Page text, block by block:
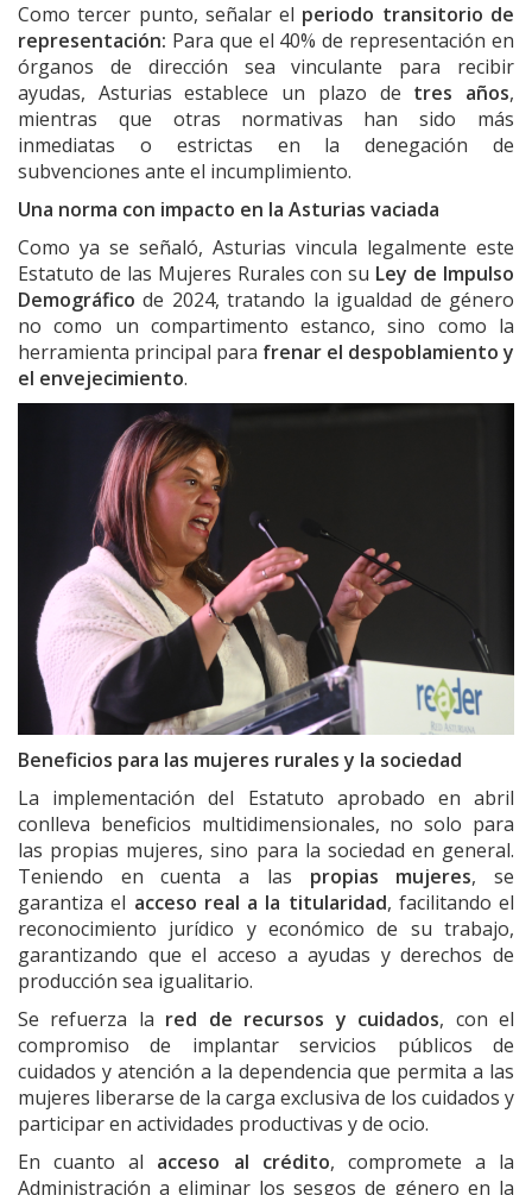
Como tercer punto, señalar el periodo transitorio de
representación: Para que el 40% de representación en
órganos de dirección sea vinculante para recibir
ayudas, Asturias establece un plazo de tres años,
mientras que otras normativas han sido más
inmediatas o estrictas en la denegación de
subvenciones ante el incumplimiento.
Una norma con impacto en la Asturias vaciada
Como ya se señaló, Asturias vincula legalmente este
Estatuto de las Mujeres Rurales con su Ley de Impulso
Demográficode 2024, tratando la igualdad de género
no como un compartimento estanco, sino como la
herramienta principal para frenar el despoblamiento y
el envejecimiento.
Beneficios para las mujeres rurales y la sociedad
La implementación del Estatuto aprobado en abril
conlleva beneficios multidimensionales, no solo para
las propias mujeres, sino para la sociedad en general.
Teniendo en cuenta a las propias mujeres, se
garantiza el acceso real a la titularidad, facilitando el
reconocimiento jurídico y económico de su trabajo,
garantizando que el acceso a ayudas y derechos de
producción sea igualitario.
Se refuerza la red de recursos y cuidados, con el
compromiso de implantar servicios públicos de
cuidados y atención a la dependencia que permita a las
mujeres liberarse de la carga exclusiva de los cuidados y
participar en actividades productivas y de ocio.
En cuanto al acceso al crédito, compromete a la
Administración a eliminar los sesgos de género en la